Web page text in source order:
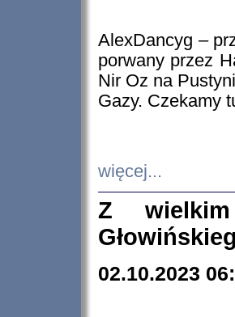
AlexDancyg –
porwany przez
Nir Oz na
Gazy. Czekamy
więcej...
Z
02.10.2023